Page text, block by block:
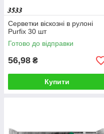
Серветки віскозні в рулоні
Purfix 30 шт
Готово до відправки
56,98 ₴
Купити